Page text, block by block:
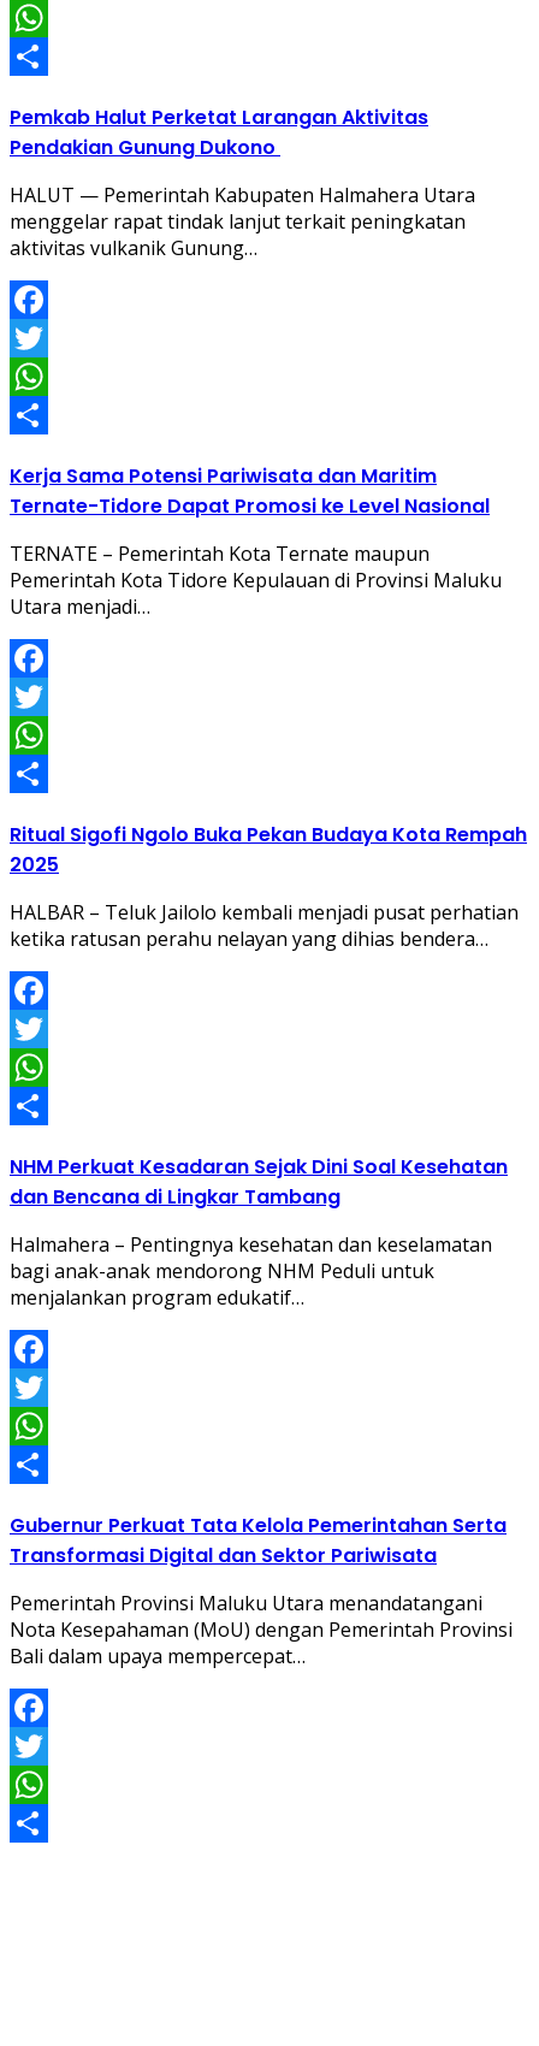
Twitter
WhatsApp
Pemkab Halut Perketat Larangan Aktivitas
Pendakian Gunung Dukono
HALUT — Pemerintah Kabupaten Halmahera Utara
menggelar rapat tindak lanjut terkait peningkatan
aktivitas vulkanik Gunung…
Facebook
Twitter
WhatsApp
Kerja Sama Potensi Pariwisata dan Maritim
Ternate-Tidore Dapat Promosi ke Level Nasional
TERNATE – Pemerintah Kota Ternate maupun
Pemerintah Kota Tidore Kepulauan di Provinsi Maluku
Utara menjadi…
Facebook
Twitter
WhatsApp
Ritual Sigofi Ngolo Buka Pekan Budaya Kota Rempah
2025
HALBAR – Teluk Jailolo kembali menjadi pusat perhatian
ketika ratusan perahu nelayan yang dihias bendera…
Facebook
Twitter
WhatsApp
NHM Perkuat Kesadaran Sejak Dini Soal Kesehatan
dan Bencana di Lingkar Tambang
Halmahera – Pentingnya kesehatan dan keselamatan
bagi anak-anak mendorong NHM Peduli untuk
menjalankan program edukatif…
Facebook
Twitter
WhatsApp
Gubernur Perkuat Tata Kelola Pemerintahan Serta
Transformasi Digital dan Sektor Pariwisata
Pemerintah Provinsi Maluku Utara menandatangani
Nota Kesepahaman (MoU) dengan Pemerintah Provinsi
Bali dalam upaya mempercepat…
Facebook
Twitter
WhatsApp